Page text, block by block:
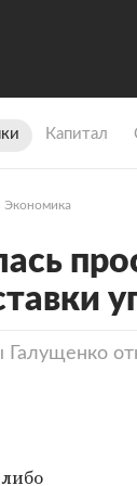
Капитал
Экономика